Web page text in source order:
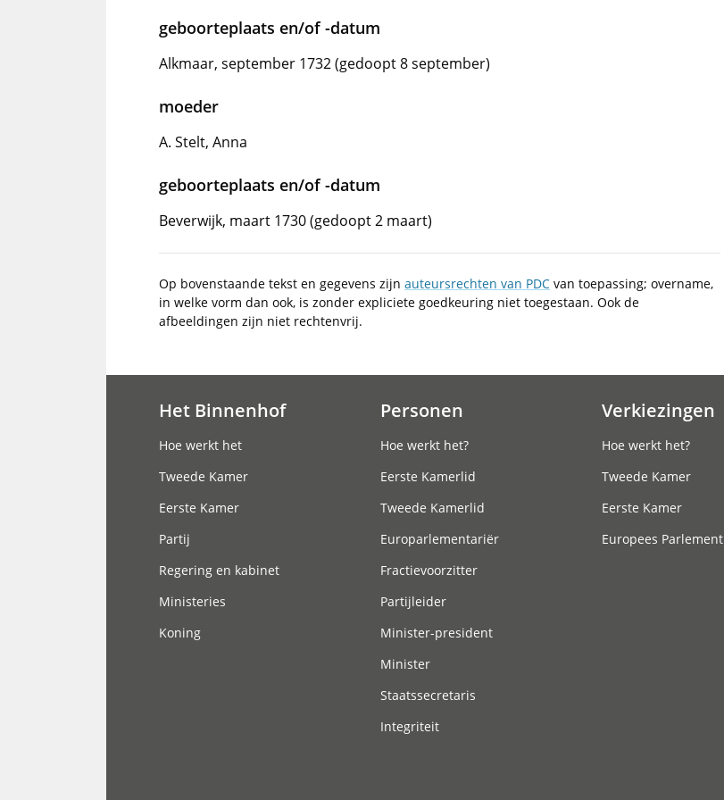
geboorteplaats en/of -datum
Alkmaar, september 1732 (gedoopt 8 september)
moeder
A. Stelt, Anna
geboorteplaats en/of -datum
Beverwijk, maart 1730 (gedoopt 2 maart)
Op bovenstaande tekst en gegevens zijn auteursrechten van PDC van toepassing; overname,
in welke vorm dan ook, is zonder expliciete goedkeuring niet toegestaan. Ook de
afbeeldingen zijn niet rechtenvrij.
Het Binnenhof
Hoe werkt het
Tweede Kamer
Eerste Kamer
Partij
Regering en kabinet
Ministeries
Koning
Personen
Hoe werkt het?
Eerste Kamerlid
Tweede Kamerlid
Europarlementariër
Fractievoorzitter
Partijleider
Minister-president
Minister
Staatssecretaris
Integriteit
Verkiezingen
Hoe werkt het?
Tweede Kamer
Eerste Kamer
Europees Parlement